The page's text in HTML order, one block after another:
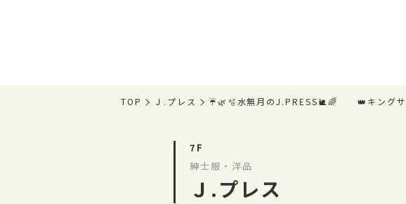
TOP Ｊ.プレス ☔️🌿🫧水無月のJ.PRESS🐌🌈 👑キングサ
7F
紳士服・洋品
Ｊ.プレス